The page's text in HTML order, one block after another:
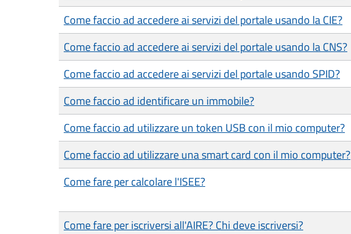
Come faccio ad accedere ai servizi del portale usando la CIE?
Come faccio ad accedere ai servizi del portale usando la CNS?
Come faccio ad accedere ai servizi del portale usando SPID?
Come faccio ad identificare un immobile?
Come faccio ad utilizzare un token USB con il mio computer?
Come faccio ad utilizzare una smart card con il mio computer?
Come fare per calcolare l'ISEE?
Come fare per iscriversi all'AIRE? Chi deve iscriversi?